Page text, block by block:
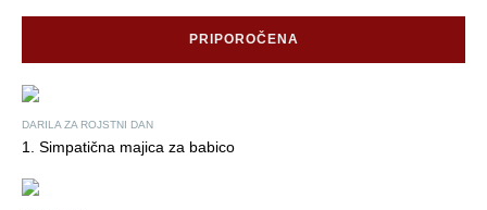
PRIPOROČENA
DARILA ZA ROJSTNI DAN
1. Simpatična majica za babico